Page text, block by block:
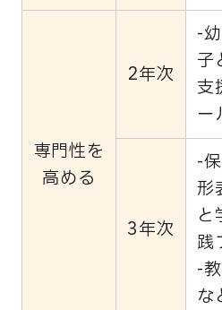
専門性を
高める
2年次
-
子
支
3年次
-
形
践
-
な